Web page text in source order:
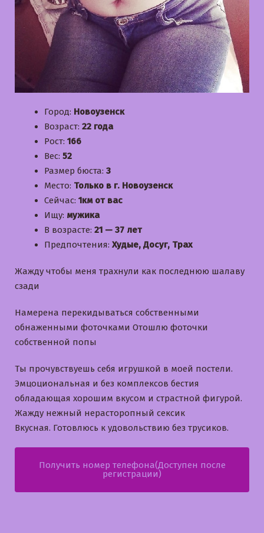
Город: Новоузенск
Возраст: 22 года
Рост: 166
Вес: 52
Размер бюста: 3
Место: Только в г. Новоузенск
Сейчас: 1км от вас
Ищу: мужика
В возрасте: 21 — 37 лет
Предпочтения: Худые, Досуг, Трах
Жажду чтобы меня трахнули как последнюю шалаву
сзади
Намерена перекидываться собственными
обнаженными фоточками Отошлю фоточки
собственной попы
Ты прочувствуешь себя игрушкой в моей постели.
Эмцоциональная и без комплексов бестия
обладающая хорошим вкусом и страстной фигурой.
Жажду нежный нерасторопный сексик
Вкусная. Готовлюсь к удовольствию без трусиков.
Получить номер телефона(Доступен после
регистрации)